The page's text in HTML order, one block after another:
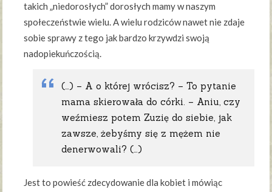
takich „niedorosłych” dorosłych mamy w naszym
społeczeństwie wielu. A wielu rodziców nawet nie zdaje
sobie sprawy z tego jak bardzo krzywdzi swoją
nadopiekuńczością.
(…) – A o której wrócisz? – To pytanie
mama skierowała do córki. – Aniu, czy
weźmiesz potem Zuzię do siebie, jak
zawsze, żebyśmy się z mężem nie
denerwowali? (…)
Jest to powieść zdecydowanie dla kobiet i mówiąc